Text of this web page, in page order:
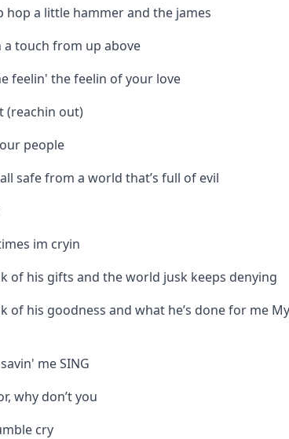
hop a little hammer and the james
a touch from up above
feelin' the feelin of your love
(reachin out)
people
safe from a world that’s full of evil
im cryin
of his gifts and the world jusk keeps denying
of his goodness and what he’s done for me
me SING
why don’t you
cry